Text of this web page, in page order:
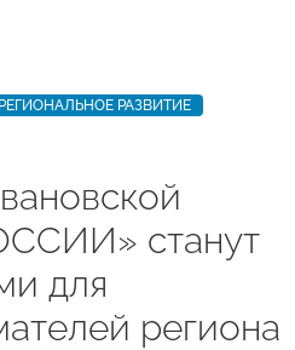
РЕГИОНАЛЬНОЕ РАЗВИТИЕ
станут
для
региона